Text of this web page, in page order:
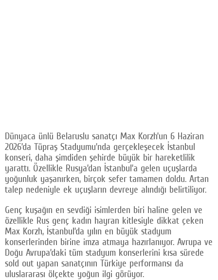
Dünyaca ünlü Belaruslu sanatçı Max Korzh’un 6 Haziran
2026’da Tüpraş Stadyumu’nda gerçekleşecek İstanbul
konseri, daha şimdiden şehirde büyük bir hareketlilik
yarattı. Özellikle Rusya’dan İstanbul’a gelen uçuşlarda
yoğunluk yaşanırken, birçok sefer tamamen doldu. Artan
talep nedeniyle ek uçuşların devreye alındığı belirtiliyor.
Genç kuşağın en sevdiği isimlerden biri haline gelen ve
özellikle Rus genç kadın hayran kitlesiyle dikkat çeken
Max Korzh, İstanbul’da yılın en büyük stadyum
konserlerinden birine imza atmaya hazırlanıyor. Avrupa ve
Doğu Avrupa’daki tüm stadyum konserlerini kısa sürede
sold out yapan sanatçının Türkiye performansı da
uluslararası ölçekte yoğun ilgi görüyor.